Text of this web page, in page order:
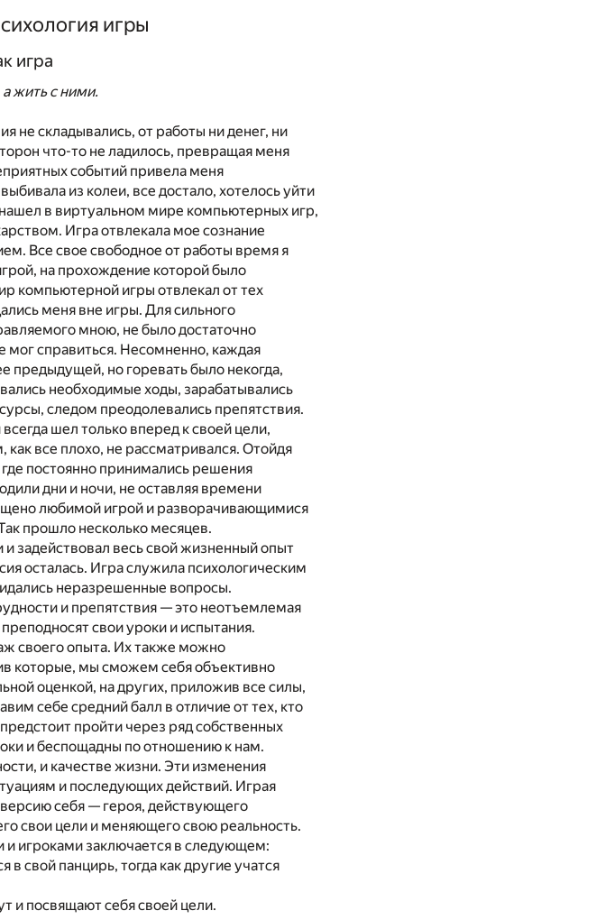
игры
игра
жить с ними.
не складывались, от работы ни денег, ни
что-то не ладилось, превращая меня
событий привела меня
из колеи, все достало, хотелось уйти
в виртуальном мире компьютерных игр,
Игра отвлекала мое сознание
Все свое свободное от работы время я
на прохождение которой было
компьютерной игры отвлекал от тех
меня вне игры. Для сильного
мною, не было достаточно
мог справиться. Несомненно, каждая
предыдущей, но горевать было некогда,
необходимые ходы, зарабатывались
следом преодолевались препятствия.
шел только вперед к своей цели,
как все плохо, не рассматривался. Отойдя
постоянно принимались решения
дни и ночи, не оставляя времени
любимой игрой и разворачивающимися
прошло несколько месяцев.
задействовал весь свой жизненный опыт
осталась. Игра служила психологическим
неразрешенные вопросы.
и препятствия — это неотъемлемая
свои уроки и испытания.
своего опыта. Их также можно
которые, мы сможем себя объективно
оценкой, на других, приложив все силы,
себе средний балл в отличие от тех, кто
пройти через ряд собственных
и беспощадны по отношению к нам.
и качестве жизни. Эти изменения
и последующих действий. Играя
себя — героя, действующего
свои цели и меняющего свою реальность.
игроками заключается в следующем:
свой панцирь, тогда как другие учатся
и посвящают себя своей цели.